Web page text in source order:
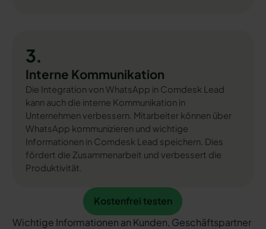
3.
Interne Kommunikation
Die Integration von WhatsApp in Comdesk Lead
kann auch die interne Kommunikation in
Unternehmen verbessern. Mitarbeiter können über
WhatsApp kommunizieren und wichtige
Informationen in Comdesk Lead speichern. Dies
fördert die Zusammenarbeit und verbessert die
Produktivität.
Kostenfrei testen
Kostenfrei testen
Wichtige Informationen an Kunden, Geschäftspartner